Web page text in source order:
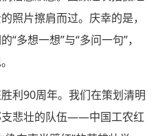
照片擦肩而过。庆幸的是，
多想一想”与“多问一句”，
利90周年。我们在策划清明
支悲壮的队伍——中国工农红